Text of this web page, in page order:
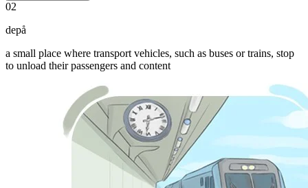
02
depå
a small place where transport vehicles, such as buses or trains, stop
to unload their passengers and content